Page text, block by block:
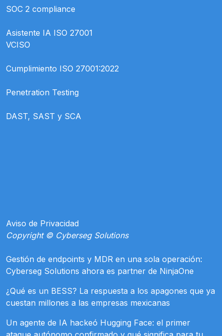
SOC 2 compliance
Asistente IA ISO 27001
VCISO
Cumplimiento ISO 27001:2022
Penetration Testing
DAST, SAST y SCA
Aviso de Privacidad
Copyright © Cyberseg Solutions
Gestión de endpoints y MDR en una sola operación:
Cyberseg Solutions ahora es partner de NinjaOne
¿Qué es un BESS? La respuesta a los apagones que ya
cuestan millones a las empresas mexicanas
Un agente de IA hackeó Hugging Face: el primer